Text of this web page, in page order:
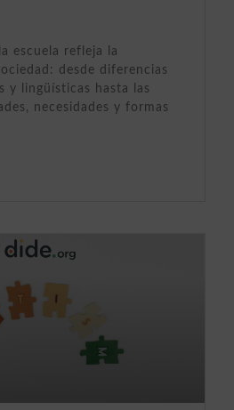
escuela refleja la
desde diferencias
y lingüísticas hasta las
necesidades y formas